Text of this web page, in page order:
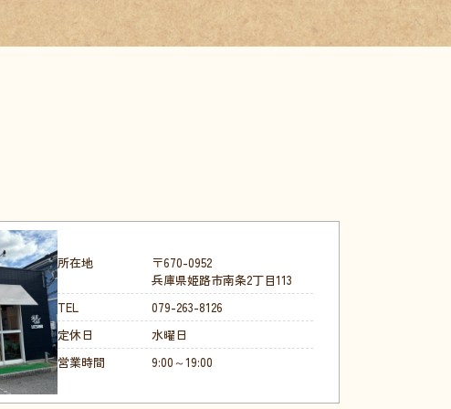
所在地
〒670-0952
兵庫県姫路市南条2丁目113
TEL
079-263-8126
定休日
水曜日
営業時間
9:00～19:00